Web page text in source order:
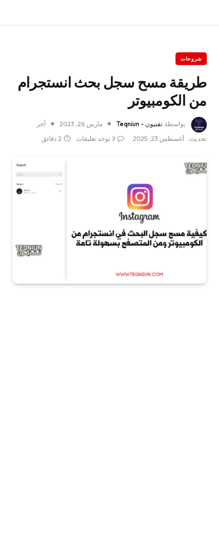
شروحات
طريقة مسح سجل بحث انستجرام
من الكومبيوتر
بواسطة تقنيون - Teqniun مارس 26, 2023
آخر
تحديث:
أغسطس 23, 2025 لا توجد تعليقات 2 دقائق